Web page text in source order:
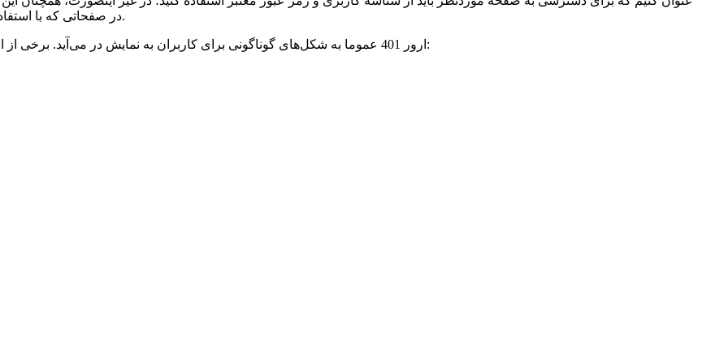
خطای HTTP در صفحاتی که با استفاده از رمز عبور محافظت می‌شوند، نمایش داده می‌شود.
ارور 401 عموما به شکل‌های گوناگونی برای کاربران به نمایش در می‌آید. برخی از اشکال آن که ممکن است به کرات با آن برخوردکرده باشید، عبارتند از: